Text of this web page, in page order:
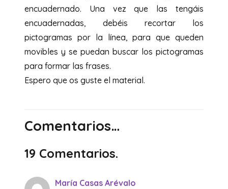
encuadernado. Una vez que las tengáis
encuadernadas, debéis recortar los
pictogramas por la línea, para que queden
movibles y se puedan buscar los pictogramas
para formar las frases.
Espero que os guste el material.
Comentarios…
19 Comentarios.
María Casas Arévalo